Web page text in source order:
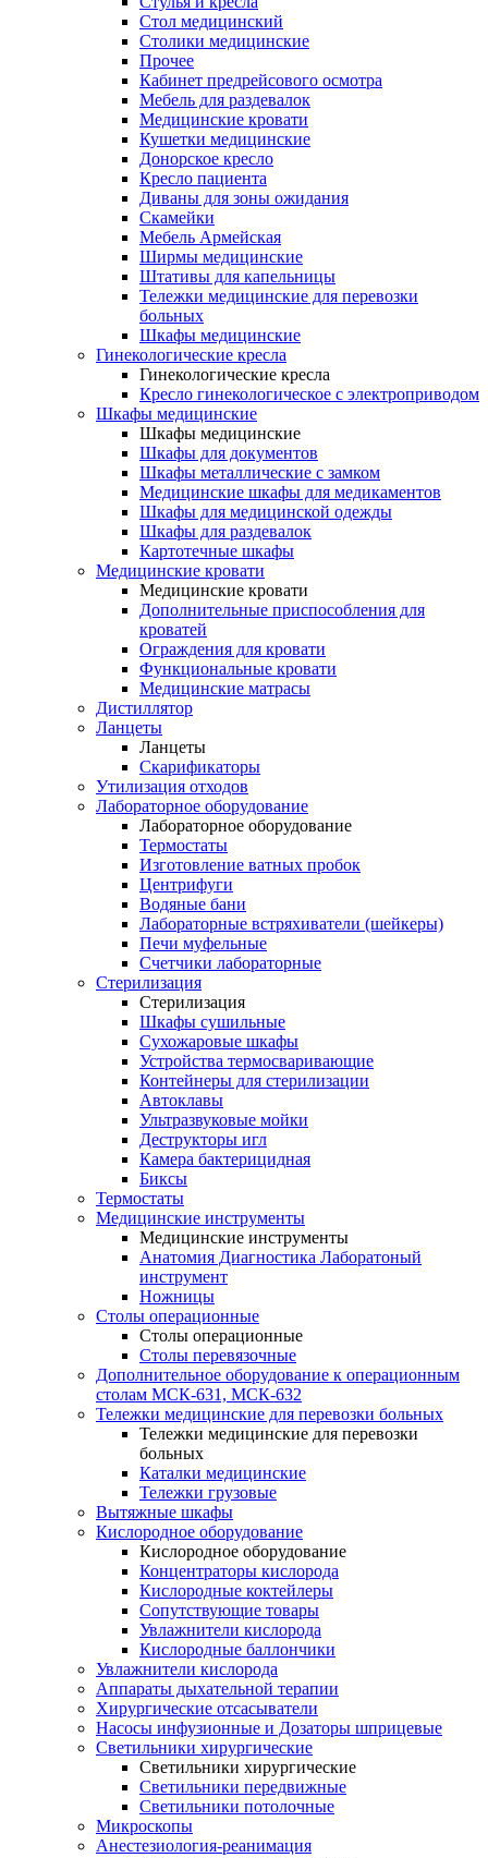
Стол медицинский
Столики медицинские
Прочее
Кабинет предрейсового осмотра
Мебель для раздевалок
Медицинские кровати
Кушетки медицинские
Донорское кресло
Кресло пациента
Диваны для зоны ожидания
Скамейки
Мебель Армейская
Ширмы медицинские
Штативы для капельницы
Тележки медицинские для перевозки
больных
Шкафы медицинские
Гинекологические кресла
Гинекологические кресла
Кресло гинекологическое с электроприводом
Шкафы медицинские
Шкафы медицинские
Шкафы для документов
Шкафы металлические с замком
Медицинские шкафы для медикаментов
Шкафы для медицинской одежды
Шкафы для раздевалок
Картотечные шкафы
Медицинские кровати
Медицинские кровати
Дополнительные приспособления для
кроватей
Ограждения для кровати
Функциональные кровати
Медицинские матрасы
Дистиллятор
Ланцеты
Ланцеты
Скарификаторы
Утилизация отходов
Лабораторное оборудование
Лабораторное оборудование
Термостаты
Изготовление ватных пробок
Центрифуги
Водяные бани
Лабораторные встряхиватели (шейкеры)
Печи муфельные
Счетчики лабораторные
Стерилизация
Стерилизация
Шкафы сушильные
Сухожаровые шкафы
Устройства термосваривающие
Контейнеры для стерилизации
Автоклавы
Ультразвуковые мойки
Деструкторы игл
Камера бактерицидная
Биксы
Термостаты
Медицинские инструменты
Медицинские инструменты
Анатомия Диагностика Лаборатоный
инструмент
Ножницы
Столы операционные
Столы операционные
Столы перевязочные
Дополнительное оборудование к операционным
столам МСК-631, МСК-632
Тележки медицинские для перевозки больных
Тележки медицинские для перевозки
больных
Каталки медицинские
Тележки грузовые
Вытяжные шкафы
Кислородное оборудование
Кислородное оборудование
Концентраторы кислорода
Кислородные коктейлеры
Сопутствующие товары
Увлажнители кислорода
Кислородные баллончики
Увлажнители кислорода
Аппараты дыхательной терапии
Хирургические отсасыватели
Насосы инфузионные и Дозаторы шприцевые
Светильники хирургические
Светильники хирургические
Светильники передвижные
Светильники потолочные
Микроскопы
Анестезиология-реанимация